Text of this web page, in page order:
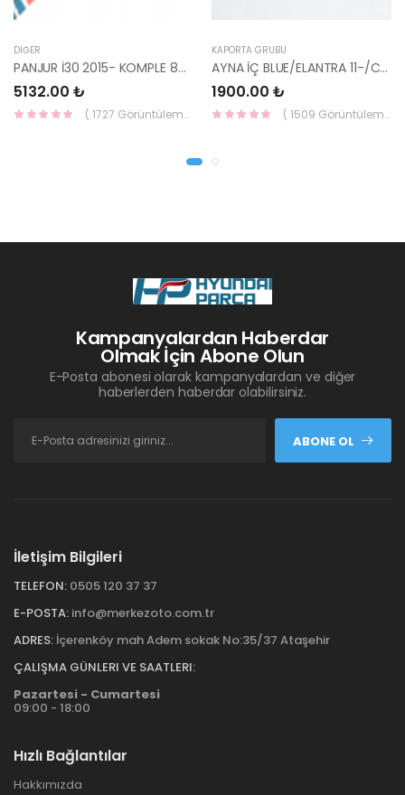
DIĞER
PANJUR İ30 2015- KOMPLE 86350-A6800-YS
5132.00 ₺
( 1727 Görüntüleme )
KAPORTA GRUBU
AYNA İÇ BLUE/ELANTRA 11-/CEED 10-/RİO 12-/SPORTAGE 11- 85101-3X100-HMC
1900.00 ₺
( 1509 Görüntüleme )
Kampanyalardan Haberdar
Olmak İçin Abone Olun
E-Posta abonesi olarak kampanyalardan ve diğer
haberlerden haberdar olabilirsiniz.
ABONE OL
İletişim Bilgileri
TELEFON: 0505 120 37 37
E-POSTA: info@merkezoto.com.tr
ADRES: İçerenköy mah Adem sokak No:35/37 Ataşehir
ÇALIŞMA GÜNLERI VE SAATLERI:
Pazartesi - Cumartesi
09:00 - 18:00
Hızlı Bağlantılar
Hakkımızda